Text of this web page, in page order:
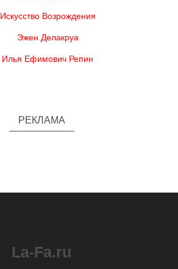
Искусство Возрождения
Эжен Делакруа
Илья Ефимович Репин
РЕКЛАМА
La-Fa.ru